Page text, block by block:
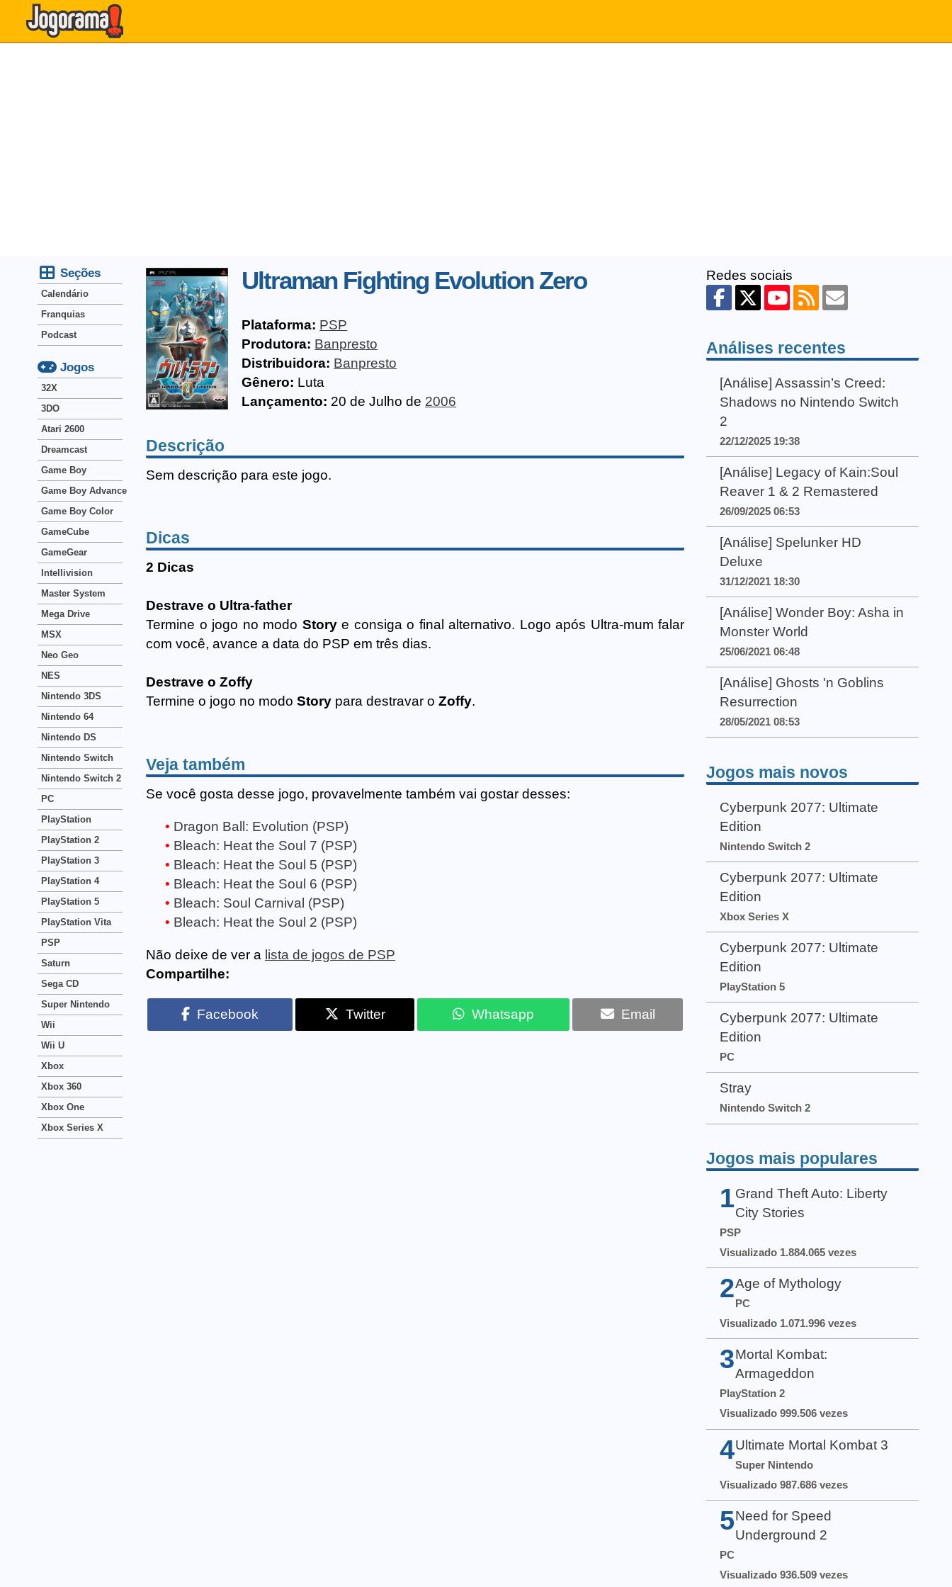
Ultraman Fighting Evolution Zero
Plataforma: PSP
Produtora: Banpresto
Distribuidora: Banpresto
Gênero: Luta
Lançamento: 20 de Julho de 2006
Descrição
Sem descrição para este jogo.
Dicas
2 Dicas
Destrave o Ultra-father
Termine o jogo no modo Storye consiga o final alternativo. Logo após Ultra-mum falar
com você, avance a data do PSP em três dias.
Destrave o Zoffy
Termine o jogo no modo Story para destravar o Zoffy.
Veja também
Se você gosta desse jogo, provavelmente também vai gostar desses:
Dragon Ball: Evolution (PSP)
Bleach: Heat the Soul 7 (PSP)
Bleach: Heat the Soul 5 (PSP)
Bleach: Heat the Soul 6 (PSP)
Bleach: Soul Carnival (PSP)
Bleach: Heat the Soul 2 (PSP)
Não deixe de ver a lista de jogos de PSP
Compartilhe:
Facebook Twitter Whatsapp Email
Seções
Calendário
Franquias
Podcast
Jogos
32X
3DO
Atari 2600
Dreamcast
Game Boy
Game Boy Advance
Game Boy Color
GameCube
GameGear
Intellivision
Master System
Mega Drive
MSX
Neo Geo
NES
Nintendo 3DS
Nintendo 64
Nintendo DS
Nintendo Switch
Nintendo Switch 2
PC
PlayStation
PlayStation 2
PlayStation 3
PlayStation 4
PlayStation 5
PlayStation Vita
PSP
Saturn
Sega CD
Super Nintendo
Wii
Wii U
Xbox
Xbox 360
Xbox One
Xbox Series X
Redes sociais
Análises recentes
[Análise] Assassin’s Creed:
Shadows no Nintendo Switch
2
22/12/2025 19:38
[Análise] Legacy of Kain:Soul
Reaver 1 & 2 Remastered
26/09/2025 06:53
[Análise] Spelunker HD
Deluxe
31/12/2021 18:30
[Análise] Wonder Boy: Asha in
Monster World
25/06/2021 06:48
[Análise] Ghosts 'n Goblins
Resurrection
28/05/2021 08:53
Jogos mais novos
Cyberpunk 2077: Ultimate
Edition
Nintendo Switch 2
Cyberpunk 2077: Ultimate
Edition
Xbox Series X
Cyberpunk 2077: Ultimate
Edition
PlayStation 5
Cyberpunk 2077: Ultimate
Edition
PC
Stray
Nintendo Switch 2
Jogos mais populares
1 Grand Theft Auto: Liberty
City Stories
PSP
Visualizado 1.884.065 vezes
2Age of Mythology
PC
Visualizado 1.071.996 vezes
3 Mortal Kombat:
Armageddon
PlayStation 2
Visualizado 999.506 vezes
4 Ultimate Mortal Kombat 3
Super Nintendo
Visualizado 987.686 vezes
5 Need for Speed
Underground 2
PC
Visualizado 936.509 vezes